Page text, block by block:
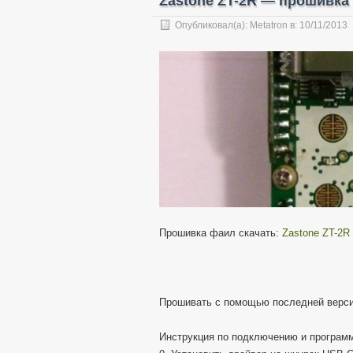
Опубликовал(а): Metatron в: 10/11/2013
Прошивка фаил скачать: Zastone ZT-
Прошивать с помощью последней
Инструкция по подключению и